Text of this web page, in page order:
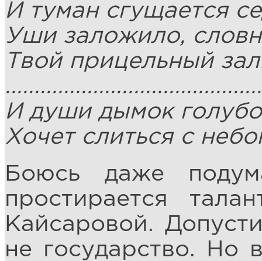
И туман сгущается
Уши заложило,
Твой прицельный
И души дымок
Хочет слиться с
Боюсь даже
простирается
Кайсаровой.
не государство. Но